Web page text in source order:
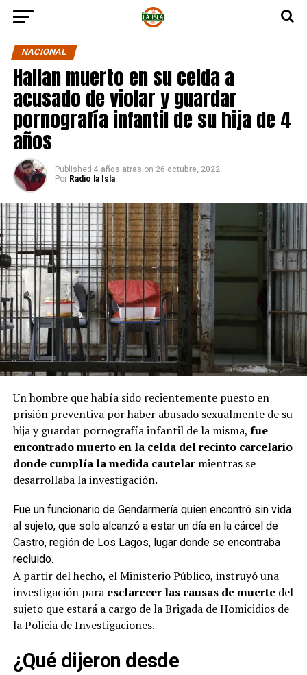
NACIONAL
Hallan muerto en su celda a
acusado de violar y guardar
pornografía infantil de su hija de 4
años
Published 4 años atras on 26 octubre, 2022
Por Radio la Isla
Un hombre que había sido recientemente puesto en
prisión preventiva por haber abusado sexualmente de su
hija y guardar pornografía infantil de la misma, fue
encontrado muerto en la celda del recinto carcelario
donde cumplía la medida cautelarmientras se
desarrollaba la investigación.
Fue un funcionario de Gendarmería quien encontró sin vida
al sujeto, que solo alcanzó a estar un día en la cárcel de
Castro, región de Los Lagos, lugar donde se encontraba
recluido.
A partir del hecho, el Ministerio Público, instruyó una
investigación para esclarecer las causas de muertedel
sujeto que estará a cargo de la Brigada de Homicidios de
la Policia de Investigaciones.
¿Qué dijeron desde